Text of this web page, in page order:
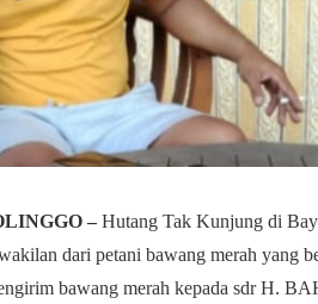
– Hutang Tak Kunjung di
dari petani bawang merah yang
bawang merah kepada sdr H.